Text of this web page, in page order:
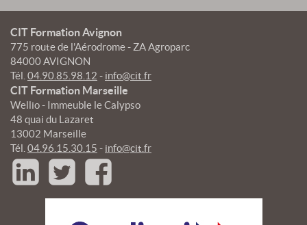
CIT Formation Avignon
775 route de l'Aérodrome - ZA Agroparc
84000 AVIGNON
Tél. 04.90.85.98.12 - info@cit.fr
CIT Formation Marseille
Wellio - Immeuble le Calypso
48 quai du Lazaret
13002 Marseille
Tél. 04.96.15.30.15 - info@cit.fr